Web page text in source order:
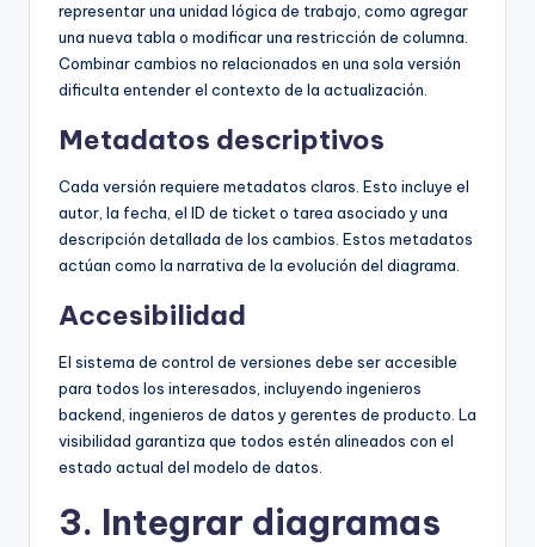
representar una unidad lógica de trabajo, como agregar
una nueva tabla o modificar una restricción de columna.
Combinar cambios no relacionados en una sola versión
dificulta entender el contexto de la actualización.
Metadatos descriptivos
Cada versión requiere metadatos claros. Esto incluye el
autor, la fecha, el ID de ticket o tarea asociado y una
descripción detallada de los cambios. Estos metadatos
actúan como la narrativa de la evolución del diagrama.
Accesibilidad
El sistema de control de versiones debe ser accesible
para todos los interesados, incluyendo ingenieros
backend, ingenieros de datos y gerentes de producto. La
visibilidad garantiza que todos estén alineados con el
estado actual del modelo de datos.
3. Integrar diagramas